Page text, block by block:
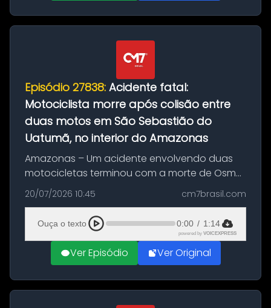
Episódio 27838: Acidente fatal:
Motociclista morre após colisão entre
duas motos em São Sebastião do
Uatumã, no interior do Amazonas
Amazonas – Um acidente envolvendo duas
motocicletas terminou com a morte de Osmar
Figueiredo de Souza, de 38 anos, no município
de São Sebastião do Uatumã, no interior do
Amazonas. A colisão ocorreu n...
20/07/2026 10:45 cm7brasil.com
Ouça o texto 0:00 / 1:14
powered by VOICEXPRESS
Ver Episódio Ver Original